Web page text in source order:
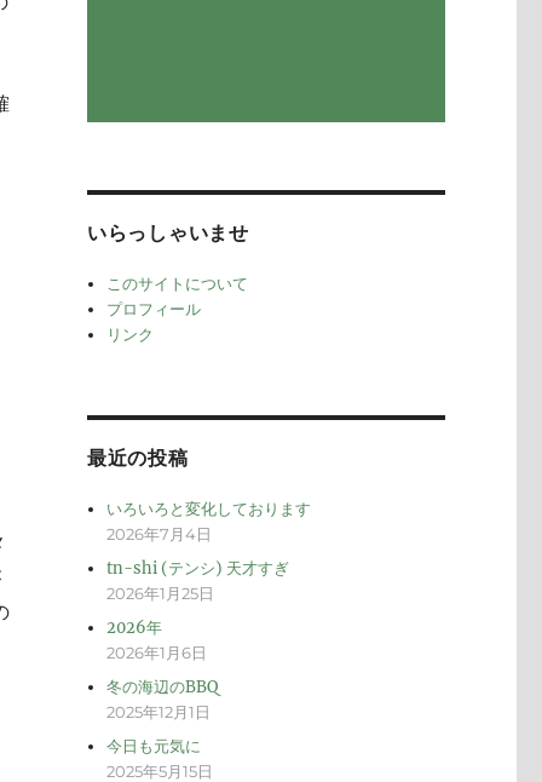
いらっしゃいませ
このサイトについて
プロフィール
リンク
最近の投稿
いろいろと変化しております
2026年7月4日
tn-shi (テンシ) 天才すぎ
2026年1月25日
2026年
2026年1月6日
冬の海辺のBBQ
2025年12月1日
今日も元気に
2025年5月15日